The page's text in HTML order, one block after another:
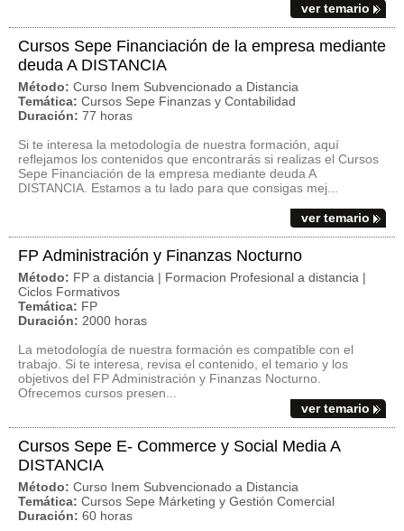
ver temario
Cursos Sepe Financiación de la empresa mediante
deuda A DISTANCIA
Método: Curso Inem Subvencionado a Distancia
Temática: Cursos Sepe Finanzas y Contabilidad
Duración: 77 horas
Si te interesa la metodología de nuestra formación, aquí
reflejamos los contenidos que encontrarás si realizas el Cursos
Sepe Financiación de la empresa mediante deuda A
DISTANCIA. Estamos a tu lado para que consigas mej...
ver temario
FP Administración y Finanzas Nocturno
Método: FP a distancia | Formacion Profesional a distancia |
Ciclos Formativos
Temática: FP
Duración: 2000 horas
La metodología de nuestra formación es compatible con el
trabajo. Si te interesa, revisa el contenido, el temario y los
objetivos del FP Administración y Finanzas Nocturno.
Ofrecemos cursos presen...
ver temario
Cursos Sepe E- Commerce y Social Media A
DISTANCIA
Método: Curso Inem Subvencionado a Distancia
Temática: Cursos Sepe Márketing y Gestión Comercial
Duración: 60 horas